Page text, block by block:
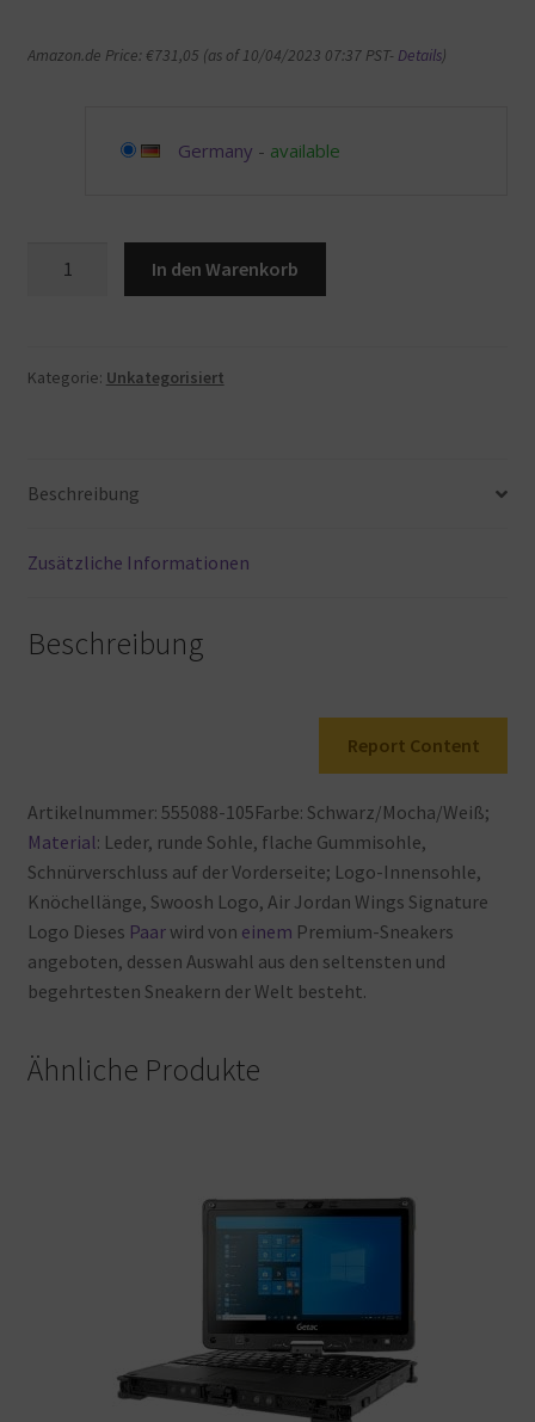
Amazon.de Price: €731,05 (as of 10/04/2023 07:37 PST- Details)
Germany - available
Dark
555088-
Menge
In den Warenkorb
Kategorie: Unkategorisiert
Beschreibung
Zusätzliche Informationen
Beschreibung
Report Content
Artikelnummer: 555088-105Farbe: Schwarz/Mocha/Weiß;
Material: Leder, runde Sohle, flache Gummisohle,
Schnürverschluss auf derVorderseite; Logo-Innensohle,
Knöchellänge, Swoosh Logo, Air Jordan Wings Signature
Logo Dieses Paar wird von einem Premium-Sneakers
angeboten, dessen Auswahl aus den seltensten und
begehrtesten Sneakern der Welt besteht.
Ähnliche Produkte